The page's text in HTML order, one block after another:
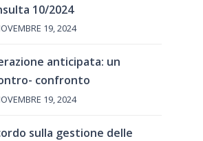
10/2024
19, 2024
anticipata: un
confronto
19, 2024
sulla gestione delle